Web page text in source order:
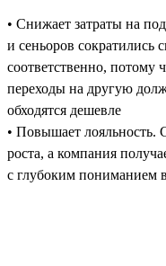
• Снижает затраты на
и сеньоров сократились
соответственно, потому
переходы на другую
обходятся дешевле
• Повышает лояльность.
роста, а компания
с глубоким пониманием